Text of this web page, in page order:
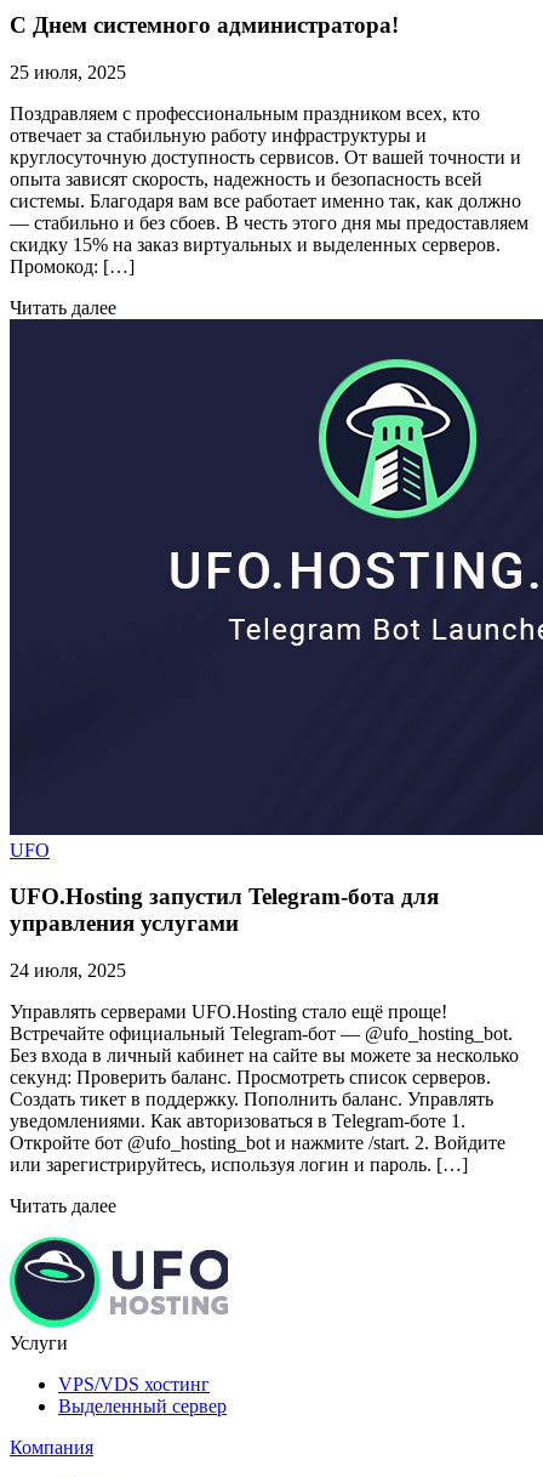
С Днем системного администратора!
25 июля, 2025
Поздравляем с профессиональным праздником всех, кто
отвечает за стабильную работу инфраструктуры и
круглосуточную доступность сервисов. От вашей точности и
опыта зависят скорость, надежность и безопасность всей
системы. Благодаря вам все работает именно так, как должно
— стабильно и без сбоев. В честь этого дня мы предоставляем
скидку 15% на заказ виртуальных и выделенных серверов.
Промокод: […]
Читать далее
UFO
UFO.Hosting запустил Telegram-бота для
управления услугами
24 июля, 2025
Управлять серверами UFO.Hosting стало ещё проще!
Встречайте официальный Telegram-бот — @ufo_hosting_bot.
Без входа в личный кабинет на сайте вы можете за несколько
секунд: Проверить баланс. Просмотреть список серверов.
Создать тикет в поддержку. Пополнить баланс. Управлять
уведомлениями. Как авторизоваться в Telegram-боте 1.
Откройте бот @ufo_hosting_bot и нажмите /start. 2. Войдите
или зарегистрируйтесь, используя логин и пароль. […]
Читать далее
Услуги
VPS/VDS хостинг
Выделенный сервер
Компания